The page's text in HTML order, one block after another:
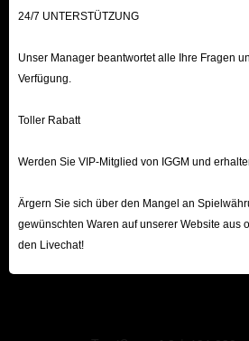
24/7 UNTERSTÜTZUNG
Unser Manager beantwortet alle Ihre Fragen
Verfügung.
Toller Rabatt
Werden Sie VIP-Mitglied von IGGM und
Ärgern Sie sich über den Mangel an
gewünschten Waren auf unserer Website aus
den Livechat!